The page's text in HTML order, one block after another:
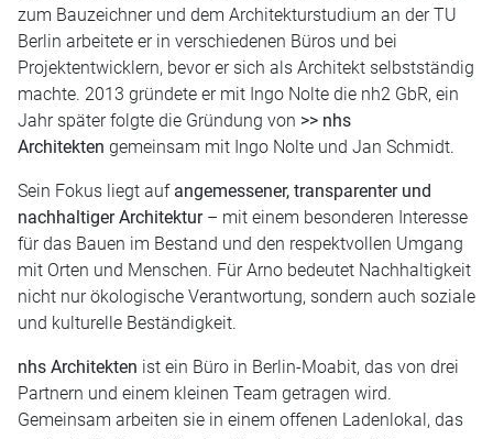
zum Bauzeichner und dem Architekturstudium an der TU
Berlin arbeitete er in verschiedenen Büros und bei
Projektentwicklern, bevor er sich als Architekt selbstständig
machte. 2013 gründete er mit Ingo Nolte die nh2 GbR, ein
Jahr später folgte die Gründung von >> nhs
Architekten gemeinsam mit Ingo Nolte und Jan Schmidt.
Sein Fokus liegt auf angemessener, transparenter und
nachhaltiger Architektur– mit einem besonderen Interesse
für das Bauen im Bestand und den respektvollen Umgang
mit Orten und Menschen. Für Arno bedeutet Nachhaltigkeit
nicht nur ökologische Verantwortung, sondern auch soziale
und kulturelle Beständigkeit.
nhs Architekten ist ein Büro in Berlin-Moabit, das von drei
Partnern und einem kleinen Team getragen wird.
Gemeinsam arbeiten sie in einem offenen Ladenlokal, das